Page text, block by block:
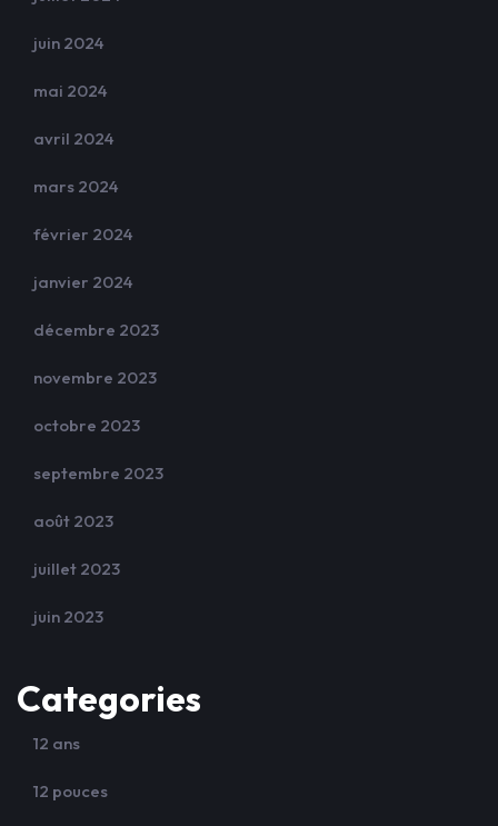
juin 2024
mai 2024
avril 2024
mars 2024
février 2024
janvier 2024
décembre 2023
novembre 2023
octobre 2023
septembre 2023
août 2023
juillet 2023
juin 2023
Categories
12 ans
12 pouces